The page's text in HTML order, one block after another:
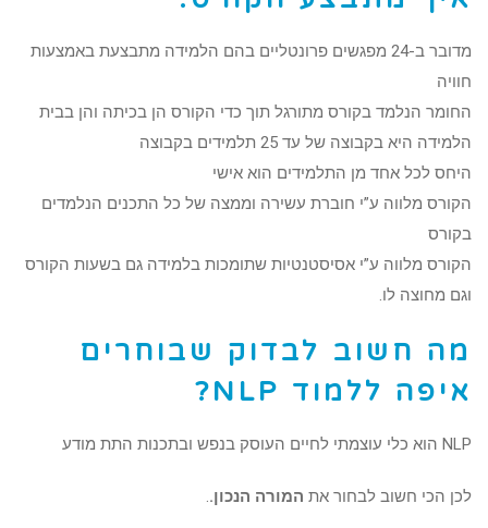
מדובר ב-24 מפגשים פרונטליים בהם הלמידה מתבצעת באמצעות
חוויה
החומר הנלמד בקורס מתורגל תוך כדי הקורס הן בכיתה והן בבית
הלמידה היא בקבוצה של עד 25 תלמידים בקבוצה
היחס לכל אחד מן התלמידים הוא אישי
הקורס מלווה ע”י חוברת עשירה וממצה של כל התכנים הנלמדים
בקורס
הקורס מלווה ע”י אסיסטנטיות שתומכות בלמידה גם בשעות הקורס
וגם מחוצה לו.
מה חשוב לבדוק שבוחרים
איפה ללמוד NLP?
NLP הוא כלי עוצמתי לחיים העוסק בנפש ובתכנות התת מודע
לכן הכי חשוב לבחור את המורה הנכון..